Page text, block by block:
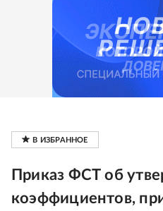
Приказ ФСТ об
коэффициентов,